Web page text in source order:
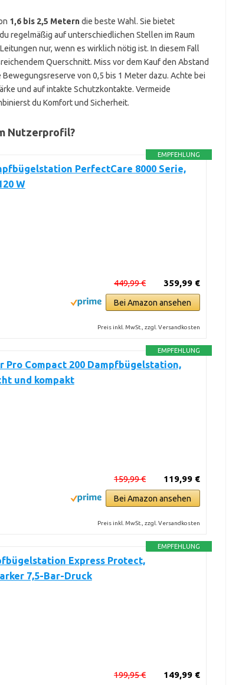
1,6 bis 2,5 Meterndie beste Wahl. Sie bietet
regelmäßig auf unterschiedlichen Stellen im Raum
nur, wenn es wirklich nötig ist. In diesem Fall
Querschnitt. Miss vor dem Kauf den Abstand
von 0,5 bis 1 Meter dazu. Achte bei
und auf intakte Schutzkontakte. Vermeide
du Komfort und Sicherheit.
Nutzerprofil?
EMPFEHLUNG
PerfectCare 8000 Serie,
W
359,99 €
449,99 €
Bei Amazon ansehen
Preis inkl. MwSt., zzgl. Versandkosten
EMPFEHLUNG
Pro Compact 200 Dampfbügelstation,
und kompakt
119,99 €
159,99 €
Bei Amazon ansehen
Preis inkl. MwSt., zzgl. Versandkosten
EMPFEHLUNG
Express Protect,
7,5-Bar-Druck
149,99 €
199,95 €